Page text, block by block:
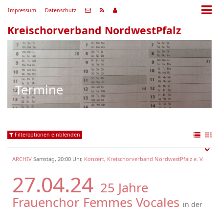
Impressum Datenschutz
Kreischorverband NordwestPfalz
Termine
Filteroptionen einblenden
ARCHIV Samstag, 20:00 Uhr, Konzert, Kreischorverband NordwestPfalz e. V.
27.04.24 25 Jahre
Frauenchor Femmes Vocales in der